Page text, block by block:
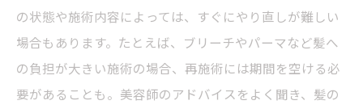
の状態や施術内容によっては、すぐにやり直しが難しい
場合もあります。たとえば、ブリーチやパーマなど髪へ
の負担が大きい施術の場合、再施術には期間を空ける必
要があることも。美容師のアドバイスをよく聞き、髪の